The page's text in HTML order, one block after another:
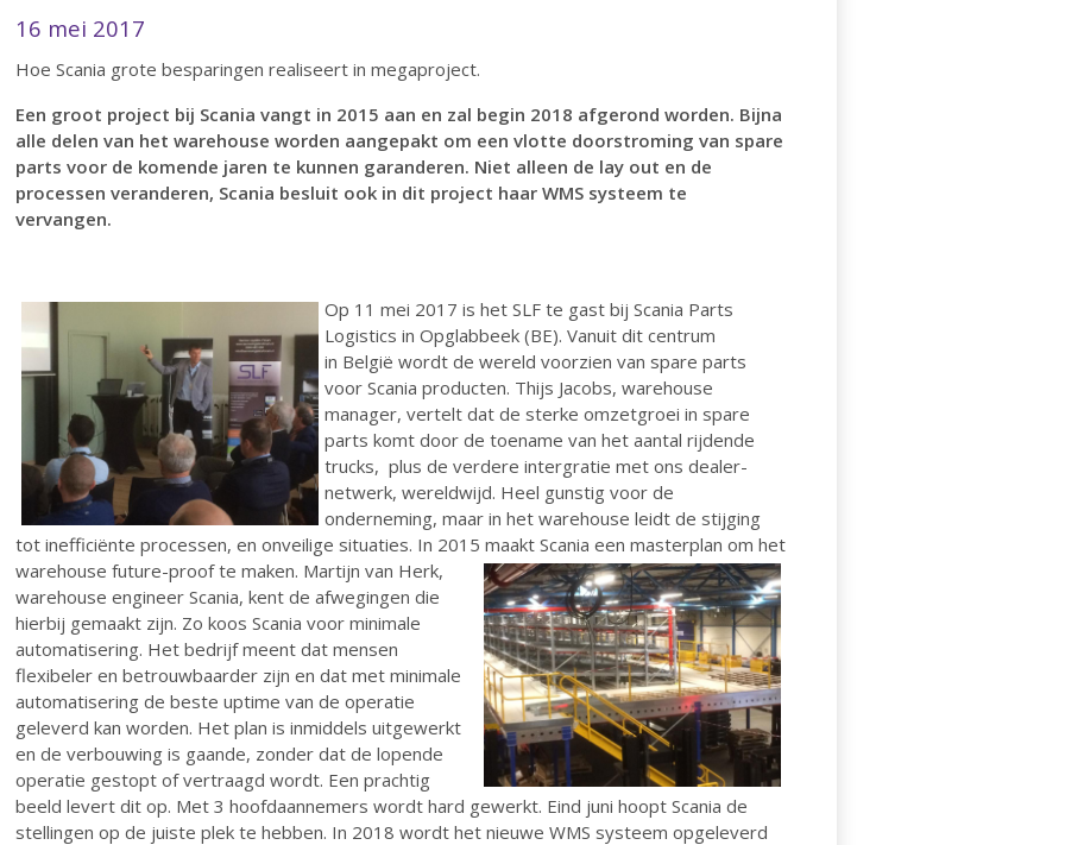
16 mei 2017
Hoe Scania grote besparingen realiseert in megaproject.
Een groot project bij Scania vangt in 2015 aan en zal begin 2018 afgerond worden. Bijna
alle delen van het warehouse worden aangepakt om een vlotte doorstroming van spare
parts voor de komende jaren te kunnen garanderen. Niet alleen de lay out en de
processen veranderen, Scania besluit ook in dit project haar WMS systeem te
vervangen.
Op 11 mei 2017 is het SLF te gast bij Scania Parts
Logistics in Opglabbeek (BE). Vanuit dit centrum
in België wordt de wereld voorzien van spare parts
voor Scania producten. Thijs Jacobs, warehouse
manager, vertelt dat de sterke omzetgroei in spare
parts komt door de toename van het aantal rijdende
trucks, plus de verdere intergratie met ons dealer-
netwerk, wereldwijd. Heel gunstig voor de
onderneming, maar in het warehouse leidt de stijging
tot inefficiënte processen, en onveilige situaties. In 2015 maakt Scania een masterplan om het
warehouse future-proof te maken. Martijn van Herk,
warehouse engineer Scania, kent de afwegingen die
hierbij gemaakt zijn. Zo koos Scania voor minimale
automatisering. Het bedrijf meent dat mensen
flexibeler en betrouwbaarder zijn en dat met minimale
automatisering de beste uptime van de operatie
geleverd kan worden. Het plan is inmiddels uitgewerkt
en de verbouwing is gaande, zonder dat de lopende
operatie gestopt of vertraagd wordt. Een prachtig
beeld levert dit op. Met 3 hoofdaannemers wordt hard gewerkt. Eind juni hoopt Scania de
stellingen op de juiste plek te hebben. In 2018 wordt het nieuwe WMS systeem opgeleverd